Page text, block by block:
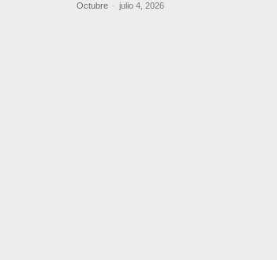
Octubre - julio 4, 2026